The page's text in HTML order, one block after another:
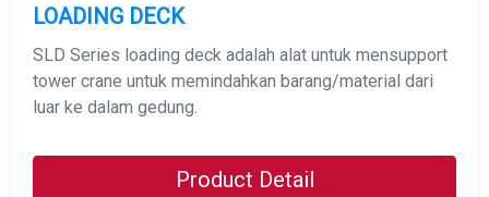
LOADING DECK
SLD Series loading deck adalah alat untuk mensupport
tower crane untuk memindahkan barang/material dari
luar ke dalam gedung.
Product Detail